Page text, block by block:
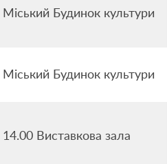
Міський Будинок культури
Міський Будинок культури
14.00 Виставкова зала